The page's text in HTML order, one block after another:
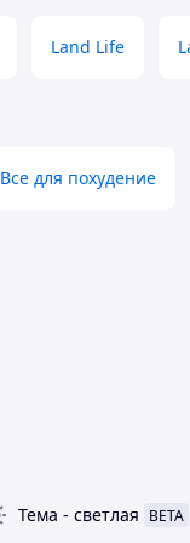
Land Life
Все для похудение
Тема - светлая BETA